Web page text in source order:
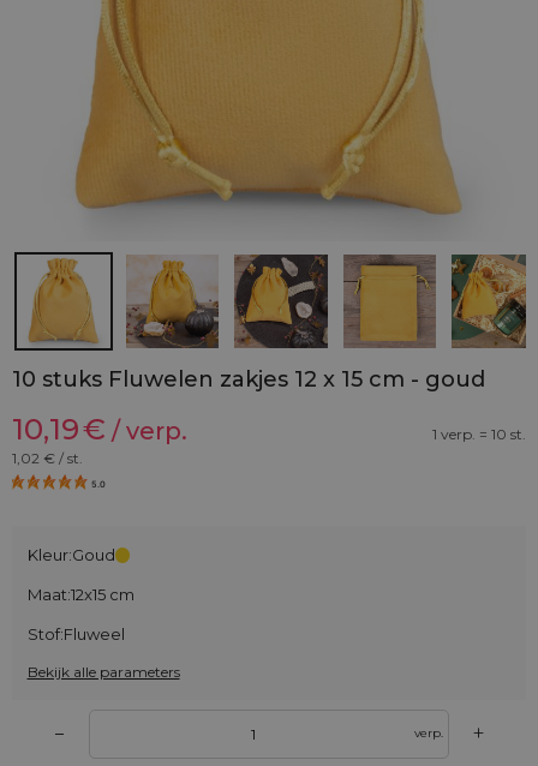
10 stuks Fluwelen zakjes 12 x 15 cm - goud
10,19€ / verp.
1 verp. = 10 st.
1,02 € / st.
5.0
Kleur:Goud
Maat:12x15 cm
Stof:Fluweel
Bekijk alle parameters
– verp. +